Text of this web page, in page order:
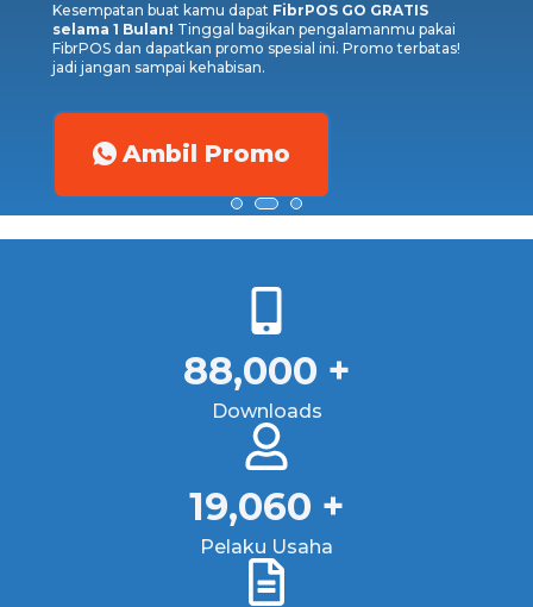
Kesempatan buat kamu dapat FibrPOS GO GRATIS
selama 1 Bulan! Tinggal bagikan pengalamanmu pakai
FibrPOS dan dapatkan promo spesial ini. Promo terbatas!
jadi jangan sampai kehabisan.
Ambil Promo
88,000 +
Downloads
35,909 +
Pelaku Usaha